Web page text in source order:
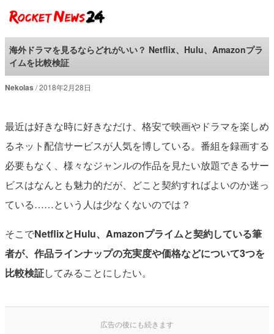
ロケットニュース24
海外ドラマを見るならどれがいい？ Netflix、Hulu、Amazonプラ
イムを比較検証
Nekolas 2018年2月28日
最近は好きな時に好きなだけ、格安で映画やドラマを楽しめ
るネット配信サービスが人気を博している。番組を録画する
必要もなく、様々なジャンルの作品を見たい放題できるサー
ビスはなんとも魅力的だが、どこと契約すればよいのか迷っ
ている……という人は少なくないのでは？
そこでNetflixとHulu、Amazonプライムと契約している筆
者が、作品ラインナップの充実度や価格などについて3つを
比較検証してみることにしたい。